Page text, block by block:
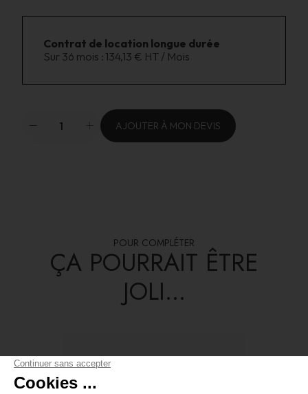
Contrat de location longue durée
Sur 36 mois : 134,13 € HT / Mois
AJOUTER À MON DEVIS
POUR COMPLÉTER
ÇA POURRAIT ÊTRE
JOLI...